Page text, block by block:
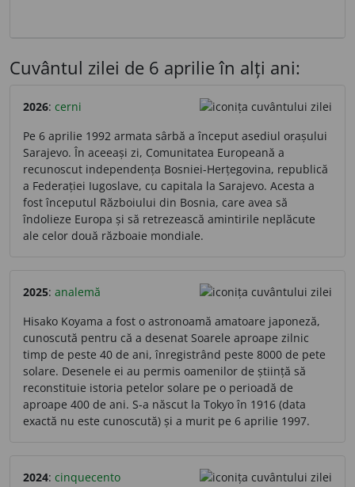
Cuvântul zilei de 6 aprilie în alți ani:
2026: cerni
Pe 6 aprilie 1992 armata sârbă a început asediul orașului
Sarajevo. În aceeași zi, Comunitatea Europeană a
recunoscut independența Bosniei-Herțegovina, republică
a Federației Iugoslave, cu capitala la Sarajevo. Acesta a
fost începutul Războiului din Bosnia, care avea să
îndolieze Europa și să retrezească amintirile neplăcute
ale celor două războaie mondiale.
2025: analemă
Hisako Koyama a fost o astronoamă amatoare japoneză,
cunoscută pentru că a desenat Soarele aproape zilnic
timp de peste 40 de ani, înregistrând peste 8000 de pete
solare. Desenele ei au permis oamenilor de știință să
reconstituie istoria petelor solare pe o perioadă de
aproape 400 de ani. S-a născut la Tokyo în 1916 (data
exactă nu este cunoscută) și a murit pe 6 aprilie 1997.
2024: cinquecento